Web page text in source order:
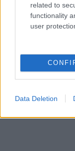
related to
functionality
user
Data Deletion
ESTERI